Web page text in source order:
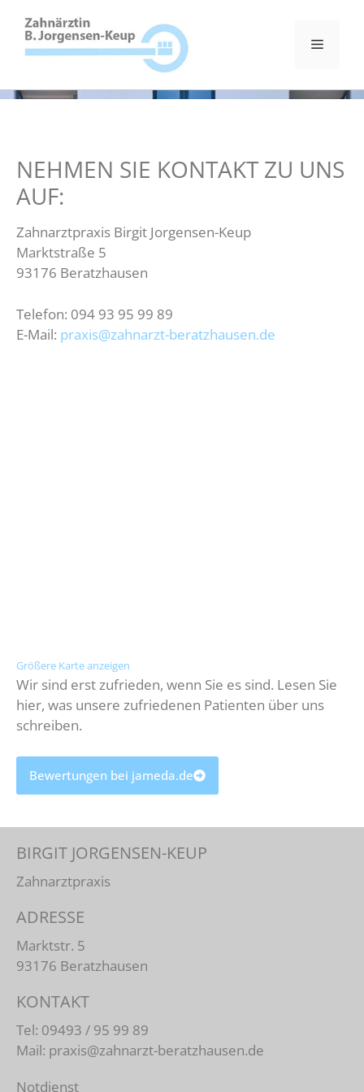
Öffnungszeiten:
I 14:00 - 18:00 I Di: 08:00 - 12:00 Uhr I 14:00 -
18:00 I Mi und Fr: 08:00 - 12:00 Uhr
Sofortkontakt:
NEHMEN SIE KONTAKT ZU UNS
AUF:
Zahnarztpraxis Birgit Jorgensen-Keup
Marktstraße 5
93176 Beratzhausen
Telefon: 094 93 95 99 89
E-Mail: praxis@zahnarzt-beratzhausen.de
Größere Karte anzeigen
Wir sind erst zufrieden, wenn Sie es sind. Lesen Sie
hier, was unsere zufriedenen Patienten über uns
schreiben.
Bewertungen bei jameda.de
BIRGIT JORGENSEN-KEUP
Zahnarztpraxis
ADRESSE
Marktstr. 5
93176 Beratzhausen
KONTAKT
Tel: 09493 / 95 99 89
Mail: praxis@zahnarzt-beratzhausen.de
Notdienst